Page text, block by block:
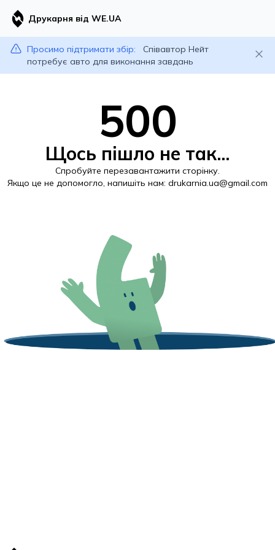
Друкарня від WE.UA
Просимо підтримати збір:
Співавтор Нейт
потребує авто для виконання завдань
500
Щось пішло не так...
Спробуйте перезавантажити сторінку.
Якщо це не допомогло, напишіть нам: drukarnia.ua@gmail.com